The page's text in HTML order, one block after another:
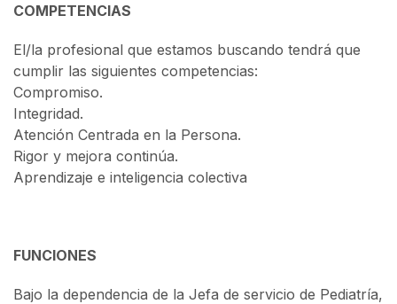
COMPETENCIAS
El/la profesional que estamos buscando tendrá que
cumplir las siguientes competencias:
Compromiso.
Integridad.
Atención Centrada en la Persona.
Rigor y mejora continúa.
Aprendizaje e inteligencia colectiva
FUNCIONES
Bajo la dependencia de la Jefa de servicio de Pediatría,